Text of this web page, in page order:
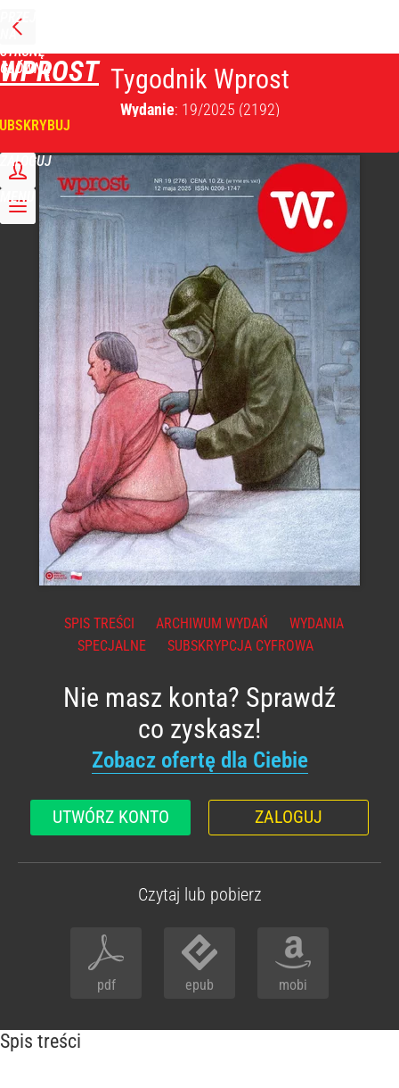
PRZEJDŹ
NA
STRONĘ
GŁÓWNĄ
WPROST
ZALOGUJ
MENU
Tygodnik Wprost
Wydanie: 19/2025 (2192)
SPIS TREŚCI ARCHIWUM WYDAŃ
WYDANIA
SPECJALNE
SUBSKRYPCJA CYFROWA
Nie masz konta? Sprawdź
co zyskasz!
Zobacz ofertę dla Ciebie
UTWÓRZ KONTO ZALOGUJ
Czytaj lub pobierz
pdf epub mobi
Spis treści